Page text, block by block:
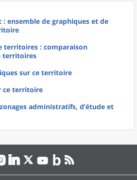
: ensemble de graphiques et de
territoires : comparaison
territoires
sur ce territoire
ce territoire
administratifs, d’étude et